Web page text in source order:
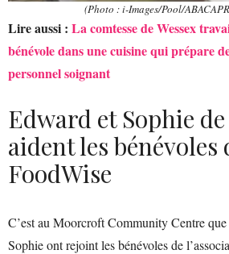
(Photo : i-Images/Pool/
Lire aussi : La comtesse de Wessex
bénévole dans une cuisine qui prépare
personnel soignant
Edward et Sophie de
aident les bénévoles
FoodWise
C’est au Moorcroft Community Centre
Sophie ont rejoint les bénévoles de